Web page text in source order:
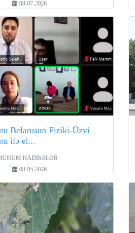
08-07-2026
Belarusun Fiziki-Üzvi
ilə el...
HADİSƏLƏR
08-05-2026